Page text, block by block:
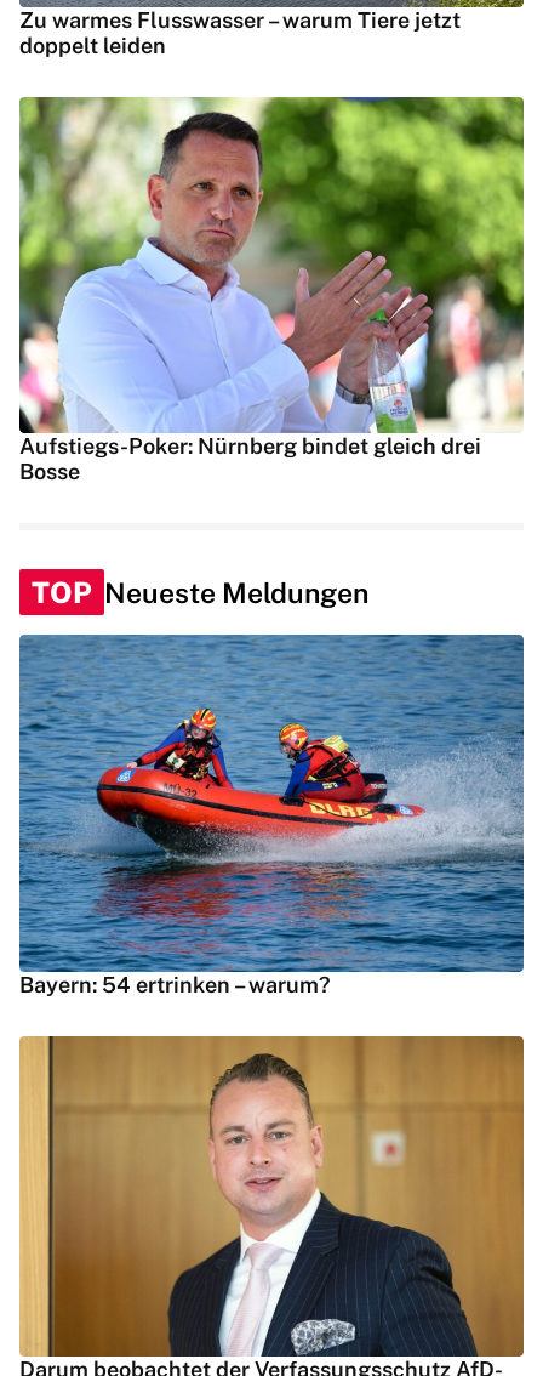
Zu warmes Flusswasser – warum Tiere jetzt
doppelt leiden
Aufstiegs-Poker: Nürnberg bindet gleich drei
Bosse
TOP Neueste Meldungen
Bayern: 54 ertrinken – warum?
Darum beobachtet der Verfassungsschutz AfD-